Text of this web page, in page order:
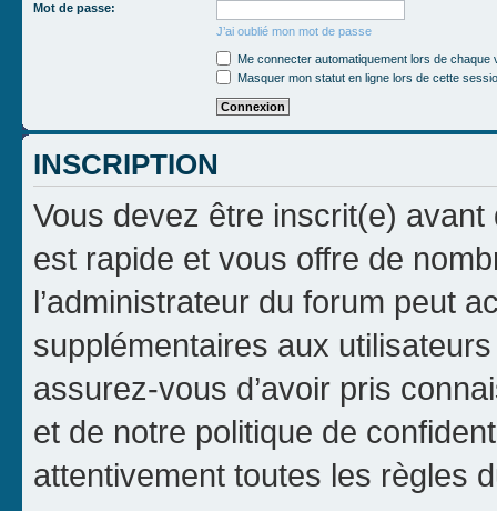
Mot de passe:
J’ai oublié mon mot de passe
Me connecter automatiquement lors de chaque
Masquer mon statut en ligne lors de cette
INSCRIPTION
Vous devez être inscrit(e) avant
est rapide et vous offre de
l’administrateur du forum peut
supplémentaires aux
assurez-vous d’avoir pris
et de notre politique de
attentivement toutes les règles